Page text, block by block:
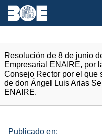
Resolución de 8 de junio
Empresarial ENAIRE, por
Consejo Rector por el que
de don Ángel Luis Arias
ENAIRE.
Publicado en: